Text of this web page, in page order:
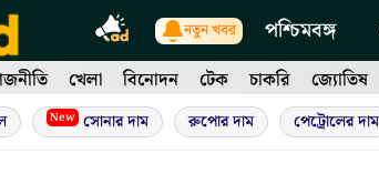
নতুন খবর পশ্চিমবঙ্গ
খেলা বিনোদন টেক চাকরি জ্যোতিষ
New সোনার দাম রুপোর দাম পেট্রোলের দাম